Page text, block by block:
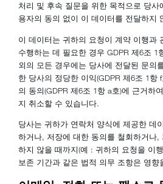
처리 및 후속 질문을 위한 목적으로 당
용자의 동의 없이 이 데이터를 전달하지
이 데이터는 귀하의 요청이 계약 이행과
수행하는 데 필요한 경우 GDPR 제6조 1
외의 모든 경우에는 당사에 전달된 문의
한 당사의 정당한 이익(GDPR 제6조 1항
의 동의(GDPR 제6조 1항 a호)에 근거하
지 취소할 수 있습니다.
당사는 귀하가 연락처 양식에 제공한 데
하거나, 저장에 대한 동의를 철회하거나
하지 않을 때까지(예 : 귀하의 요청을 이
보존 기간과 같은 법적 의무 조항은 영향